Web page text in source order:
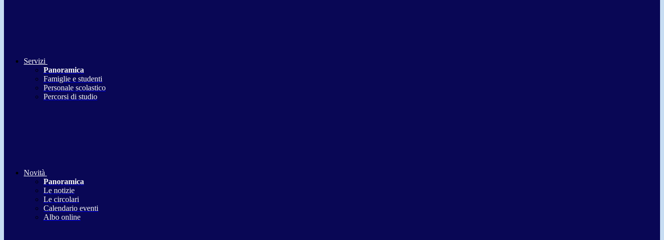
Servizi
Panoramica
Famiglie e studenti
Personale scolastico
Percorsi di studio
Novità
Panoramica
Le notizie
Le circolari
Calendario eventi
Albo online